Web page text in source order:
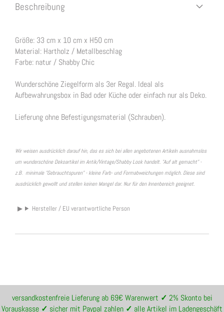
Beschreibung
Größe: 33 cm x 10 cm x H50 cm
Material: Hartholz / Metallbeschlag
Farbe: natur / Shabby Chic
Wunderschöne Ziegelform als 3er Regal. Ideal als
Aufbewahrungsbox in Bad oder Küche oder einfach nur als Deko.
Lieferung ohne Befestigungsmaterial (Schrauben).
Wir weisen ausdrücklich darauf hin, das es sich bei allen angebotenen Artikeln ausnahmslos
um wunderschöne Dekoartikel im Antik/Vintage/Shabby Look handelt. "Auf alt gemacht" -
z.B. minimale "Gebrauchtspuren" - kleine Farb- und Formabweichungen möglich. Diese sind
ausdrücklich gewollt und stellen keinen Mangel dar. Nur für den Innenbereich geeignet.
Hersteller / EU verantwortliche Person
versandkostenfreie Lieferung ab 69€ Warenwert ✓ 2% Skonto bei
Vorauskasse ✓ sicher mit Paypal zahlen ✓ alle Artikel im Ladengeschäft